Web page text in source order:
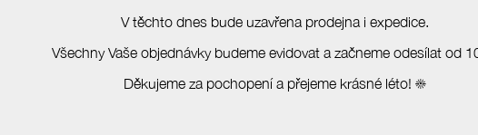
Chci
pro
V těchto dnes bude uzavřena prodejna i expedice.
Všechny Vaše objednávky budeme evidovat a začneme odesílat od
Děkujeme za pochopení a přejeme krásné léto! ☀️